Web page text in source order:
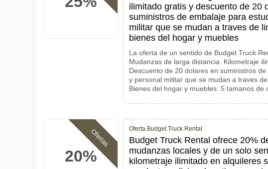
ilimitado gratis y descuento de 20
suministros de embalaje para
militar que se mudan a traves de
bienes del hogar y muebles
La oferta de un sentido de Budget Truck
Mudanzas de larga distancia. Kilometraje
Descuento de 20 dolares en suministros
y personal militar que se mudan a traves
Bienes del hogar y muebles. 5 tamanos de
20%
Ofertas Oferta Budget Truck Rental
Budget Truck Rental ofrece 20%
mudanzas locales y de un solo
kilometraje ilimitado en alquileres